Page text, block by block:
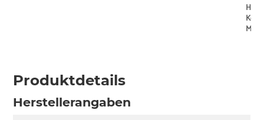
Produktdetails
Herstellerangaben